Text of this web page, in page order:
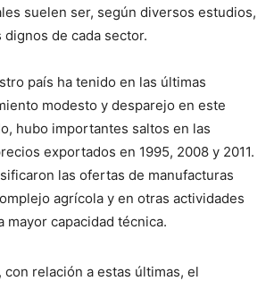
suelen ser, según diversos estudios,
de cada sector.
país ha tenido en las últimas
modesto y desparejo en este
hubo importantes saltos en las
exportados en 1995, 2008 y 2011.
las ofertas de manufacturas
agrícola y en otras actividades
mayor capacidad técnica.
con relación a estas últimas, el